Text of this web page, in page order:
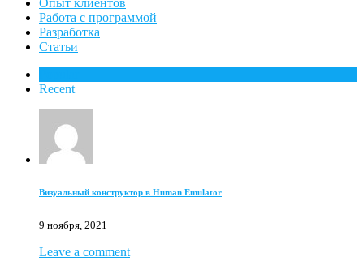
Работа с программой
Разработка
Статьи
Recent
Визуальный конструктор в Human Emulator
9 ноября, 2021
Leave a comment